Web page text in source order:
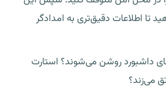
تا اطلاعات دقیق‌تری به امدادگر
داشبورد روشن می‌شوند؟ استارت
می‌زند؟